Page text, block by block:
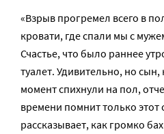
«Взрыв прогремел всего в
кровати, где спали мы с
Счастье, что было раннее
туалет. Удивительно, но сын,
момент спихнули на пол,
времени помнит только этот
рассказывает, как громко